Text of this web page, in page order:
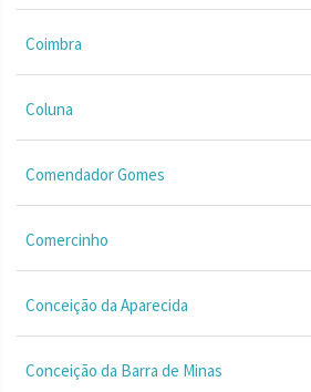
Coimbra
Coluna
Comendador Gomes
Comercinho
Conceição da Aparecida
Conceição da Barra de Minas